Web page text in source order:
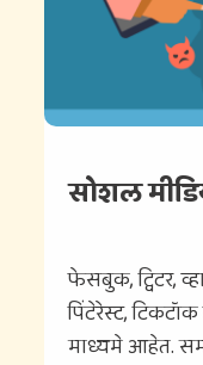
सोशल
फेसबुक, ट्विटर,
पिंटेरेस्ट,
माध्यमे आहेत.